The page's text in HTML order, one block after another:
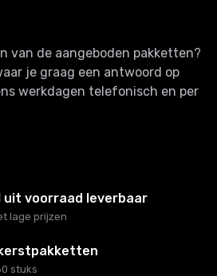
van de aangeboden pakketten?
je graag een antwoord op
werkdagen telefonisch en per
uit voorraad leverbaar
lage prijzen
stuks